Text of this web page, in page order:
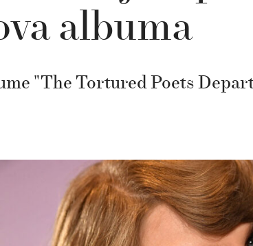
albuma
"The Tortured Poets